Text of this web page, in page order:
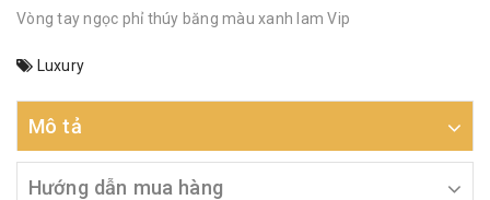
Vòng tay ngọc phỉ thúy băng màu xanh lam Vip
Luxury
Mô tả
Hướng dẫn mua hàng